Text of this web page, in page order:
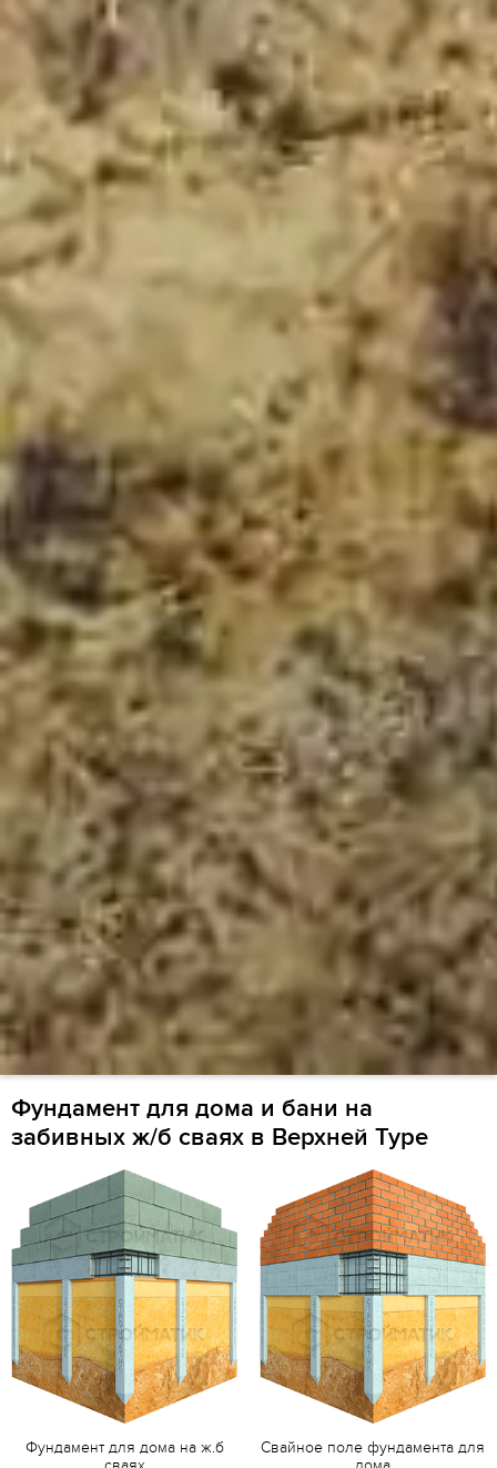
Фундамент для дома и бани на
забивных ж/б сваях в Верхней Туре
Фундамент для дома на ж.б
Свайное поле фундамента для